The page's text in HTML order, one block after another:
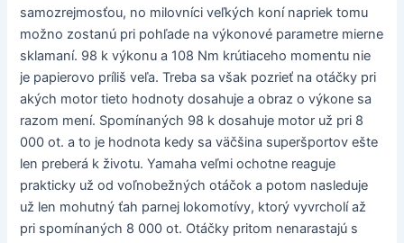
samozrejmosťou, no milovníci veľkých koní napriek tomu
možno zostanú pri pohľade na výkonové parametre mierne
sklamaní. 98 k výkonu a 108 Nm krútiaceho momentu nie
je papierovo príliš veľa. Treba sa však pozrieť na otáčky pri
akých motor tieto hodnoty dosahuje a obraz o výkone sa
razom mení. Spomínaných 98 k dosahuje motor už pri 8
000 ot. a to je hodnota kedy sa väčšina superšportov ešte
len preberá k životu. Yamaha veľmi ochotne reaguje
prakticky už od voľnobežných otáčok a potom nasleduje
už len mohutný ťah parnej lokomotívy, ktorý vyvrcholí až
pri spomínaných 8 000 ot. Otáčky pritom nenarastajú s